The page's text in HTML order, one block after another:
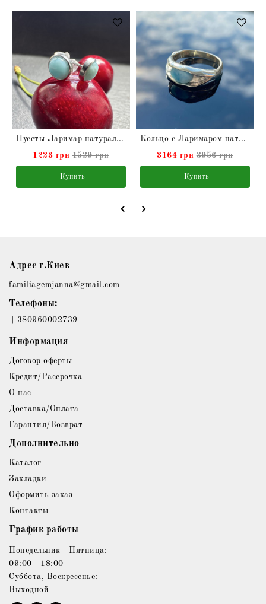
Пусеты Ларимар натуральный
1223 грн 1529 грн
Купить
Кольцо с Ларимаром натуральным
3164 грн 3956 грн
Купить
Адрес г.Киев
familiagemjanna@gmail.com
Телефоны:
+380960002739
Информация
Договор оферты
Кредит/Рассрочка
О нас
Доставка/Оплата
Гарантия/Возврат
Дополнительно
Каталог
Закладки
Оформить заказ
Контакты
График работы
Понедельник - Пятница:
09:00 - 18:00
Суббота, Воскресенье:
Выходной